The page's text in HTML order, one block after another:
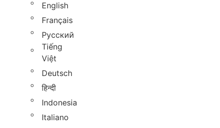
English
Français
Русский
Tiếng
Việt
Deutsch
हिन्दी
Indonesia
Italiano